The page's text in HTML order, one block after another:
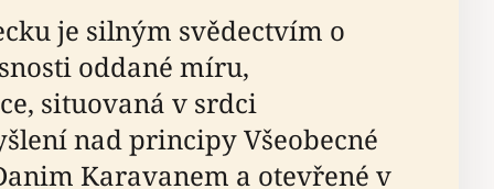
je silným svědectvím o
oddané míru,
situovaná v srdci
nad principy Všeobecné
Karavanem a otevřené v